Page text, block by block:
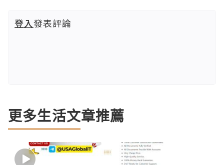
登入發表評論
更多生活文章推薦